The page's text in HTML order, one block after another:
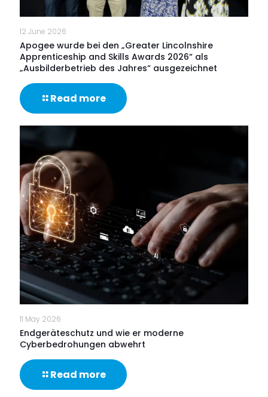
12 June 2026
Apogee wurde bei den „Greater Lincolnshire
Apprenticeship and Skills Awards 2026“ als
„Ausbilderbetrieb des Jahres“ ausgezeichnet
Read more-
Apogee
Awards
2026“
als
„Ausbilderbetrieb
des
Jahres“
ausgezeichnet
11 May 2026
Endgeräteschutz und wie er moderne
Cyberbedrohungen abwehrt
Read more-
Endgeräteschutz